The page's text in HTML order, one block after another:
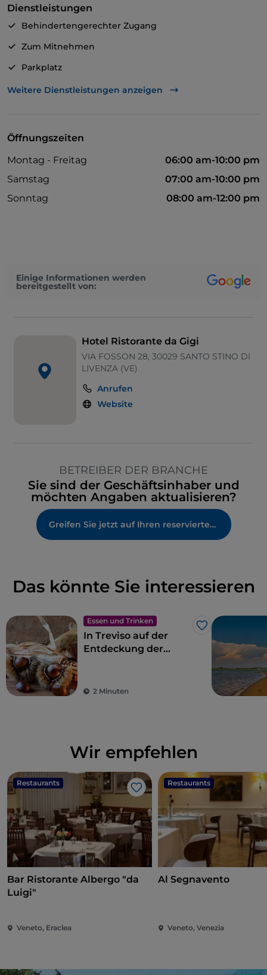
Dienstleistungen
Behindertengerechter Zugang
Zum Mitnehmen
Parkplatz
WLAN
Weitere Dienstleistungen anzeigen
Öffnungszeiten
Montag - Freitag
06:00 am-10:00 pm
Samstag
07:00 am-10:00 pm
Sonntag
08:00 am-12:00 pm
Einige Informationen werden
bereitgestellt von:
Hotel Ristorante da Gigi
VIA FOSSON 28, 30029 SANTO STINO DI
LIVENZA (VE)
Anrufen
Website
BETREIBER DER BRANCHE
Sie sind der Geschäftsinhaber und
möchten Angaben aktualisieren?
Greifen Sie jetzt auf Ihren reservierten Bereich zu
Das könnte Sie interessieren
Essen und Trinken
Like
In Treviso auf der
Entdeckung der
2 Minuten
Wir empfehlen
Restaurants
Like
Bar Ristorante Albergo "da
Luigi"
Veneto, Eraclea
Restaurants
Al Segnavento
Veneto, Venezia